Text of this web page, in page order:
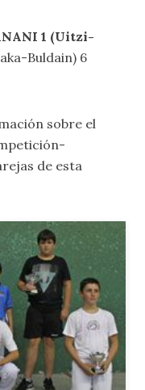
1 (Uitzi-
Buldain) 6
sobre el
de esta